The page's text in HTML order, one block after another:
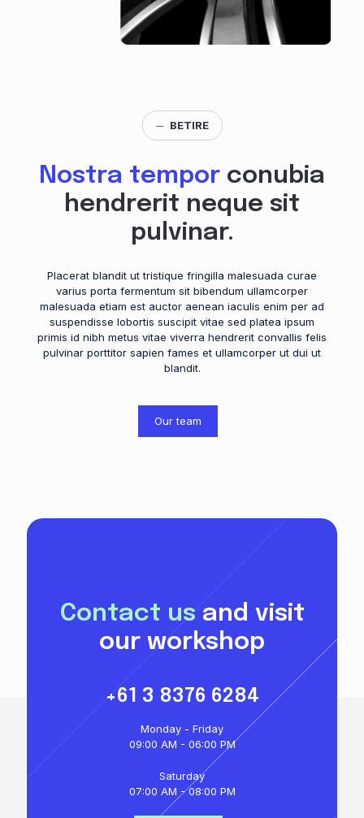
─ BETIRE
Nostra tempor conubia
hendrerit neque sit
pulvinar.
Placerat blandit ut tristique fringilla malesuada curae
varius porta fermentum sit bibendum ullamcorper
malesuada etiam est auctor aenean iaculis enim per ad
suspendisse lobortis suscipit vitae sed platea ipsum
primis id nibh metus vitae viverra hendrerit convallis felis
pulvinar porttitor sapien fames et ullamcorper ut dui ut
blandit.
Our team
Contact us and visit
our workshop
+61 3 8376 6284
Monday - Friday
09:00 AM - 06:00 PM
Saturday
07:00 AM - 08:00 PM